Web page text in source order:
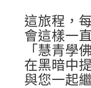
這旅程，
會這樣一
「慧青學
在黑暗中
與您一起